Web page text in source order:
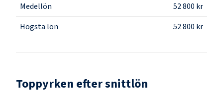
Medellön
52 800 kr
Högsta lön
52 800 kr
Toppyrken efter snittlön